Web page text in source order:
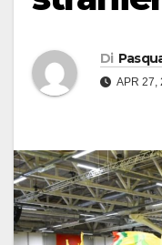
Di
APR 27,